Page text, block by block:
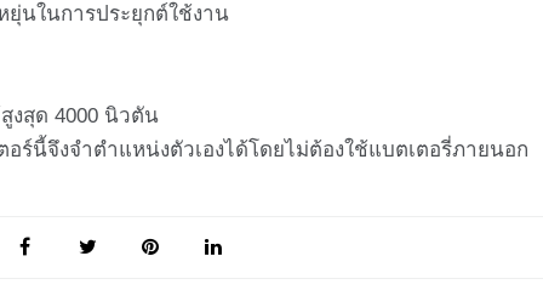
นในการประยุกต์ใช้งาน
งสุด 4000 นิวตัน
ร์นี้จึงจำตำแหน่งตัวเองได้โดยไม่ต้องใช้แบตเตอรี่ภายนอก